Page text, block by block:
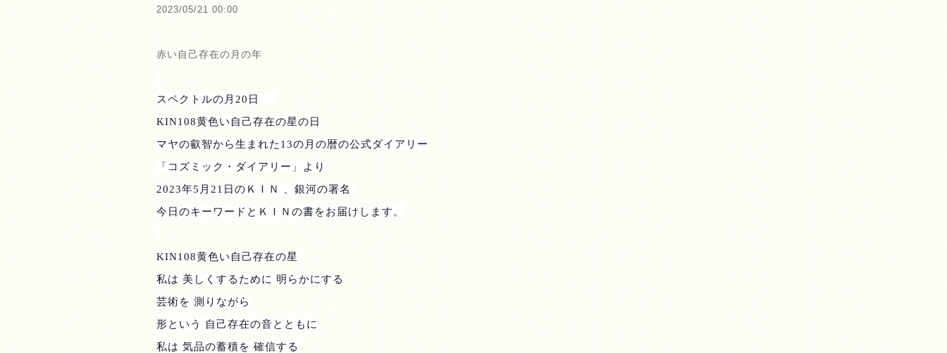
2023/05/21 00:00
赤い自己存在の月の年
スペクトルの月 20 日
KIN108黄色い自己存在の星の日
マヤの叡智から生まれた 13の月の暦の公式ダイアリー
「コズミック・ダイアリー」より
2023年5 月 21 日のＫＩＮ 、銀河の署名
今日のキーワードとＫＩＮの書をお届けします。
KIN108黄色い自己存在の星
私は 美しくするために 明らかにする
芸術を 測りながら
形という 自己存在の音とともに
私は 気品の蓄積を 確信する